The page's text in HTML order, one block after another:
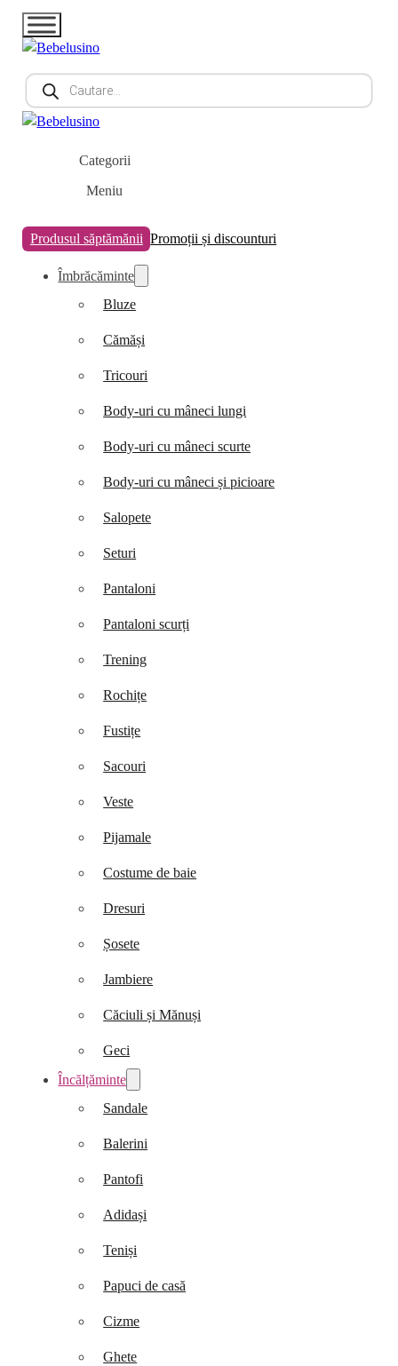
Products
search
Categorii
Meniu
Produsul săptămănii Promoții și discounturi
Îmbrăcăminte
Bluze
Cămăși
Tricouri
Body-uri cu mâneci lungi
Body-uri cu mâneci scurte
Body-uri cu mâneci și picioare
Salopete
Seturi
Pantaloni
Pantaloni scurți
Trening
Rochițe
Fustițe
Sacouri
Veste
Pijamale
Costume de baie
Dresuri
Șosete
Jambiere
Căciuli și Mănuși
Geci
Încălțăminte
Sandale
Balerini
Pantofi
Adidași
Teniși
Papuci de casă
Cizme
Ghete